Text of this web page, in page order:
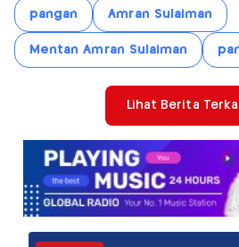
pangan Amran Sulaiman
Mentan Amran Sulaiman
Lihat Berita